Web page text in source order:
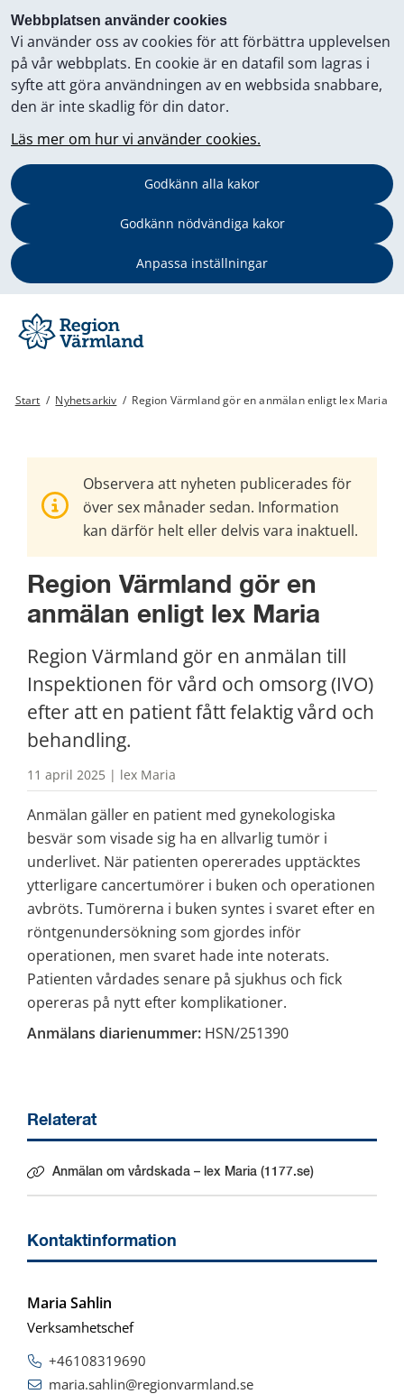
Webbplatsen använder cookies
Vi använder oss av cookies för att förbättra upplevelsen
på vår webbplats. En cookie är en datafil som lagras i
syfte att göra användningen av en webbsida snabbare,
den är inte skadlig för din dator.
Läs mer om hur vi använder cookies.
Godkänn alla kakor
Godkänn nödvändiga kakor
Anpassa inställningar
Start / Nyhetsarkiv / Region Värmland gör en anmälan enligt lex Maria
Observera att nyheten publicerades för
över sex månader sedan. Information
kan därför helt eller delvis vara inaktuell.
Region Värmland gör en
anmälan enligt lex Maria
Region Värmland gör en anmälan till
Inspektionen för vård och omsorg (IVO)
efter att en patient fått felaktig vård och
behandling.
11 april 2025 | lex Maria
Anmälan gäller en patient med gynekologiska
besvär som visade sig ha en allvarlig tumör i
underlivet. När patienten opererades upptäcktes
ytterligare cancertumörer i buken och operationen
avbröts. Tumörerna i buken syntes i svaret efter en
röntgenundersökning som gjordes inför
operationen, men svaret hade inte noterats.
Patienten vårdades senare på sjukhus och fick
opereras på nytt efter komplikationer.
Anmälans diarienummer: HSN/251390
Relaterat
Anmälan om vårdskada – lex Maria (1177.se)
Länk till annan webbplats.
Kontaktinformation
Maria Sahlin
Verksamhetschef
+46108319690
maria.sahlin@regionvarmland.se